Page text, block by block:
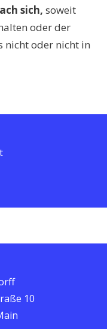
sich, soweit
oder der
nicht oder nicht in
10